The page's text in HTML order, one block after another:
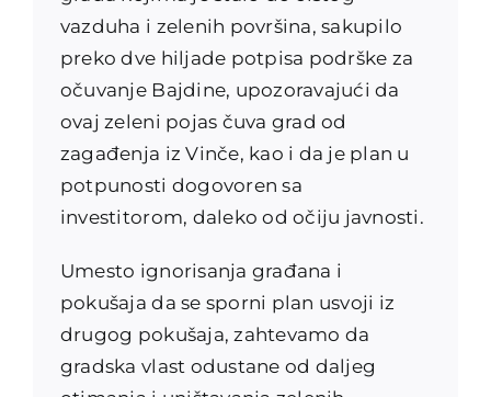
vazduha i zelenih površina, sakupilo
preko dve hiljade potpisa podrške za
očuvanje Bajdine, upozoravajući da
ovaj zeleni pojas čuva grad od
zagađenja iz Vinče, kao i da je plan u
potpunosti dogovoren sa
investitorom, daleko od očiju javnosti.
Umesto ignorisanja građana i
pokušaja da se sporni plan usvoji iz
drugog pokušaja, zahtevamo da
gradska vlast odustane od daljeg